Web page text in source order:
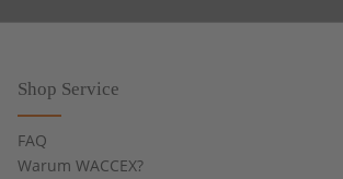
Shop Service
FAQ
Warum WACCEX?